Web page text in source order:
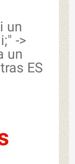
un
->
un
ES